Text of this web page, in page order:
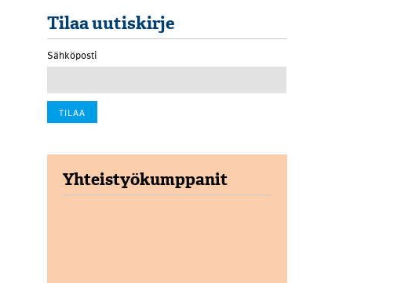
Tilaa uutiskirje
Sähköposti
Yhteistyökumppanit